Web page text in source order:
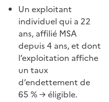
Un exploitant
individuel qui a 22
ans, affilié MSA
depuis 4 ans, et dont
l’exploitation affiche
un taux
d’endettement de
65 % → éligible.